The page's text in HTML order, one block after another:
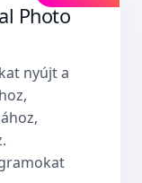
Photo
nyújt a